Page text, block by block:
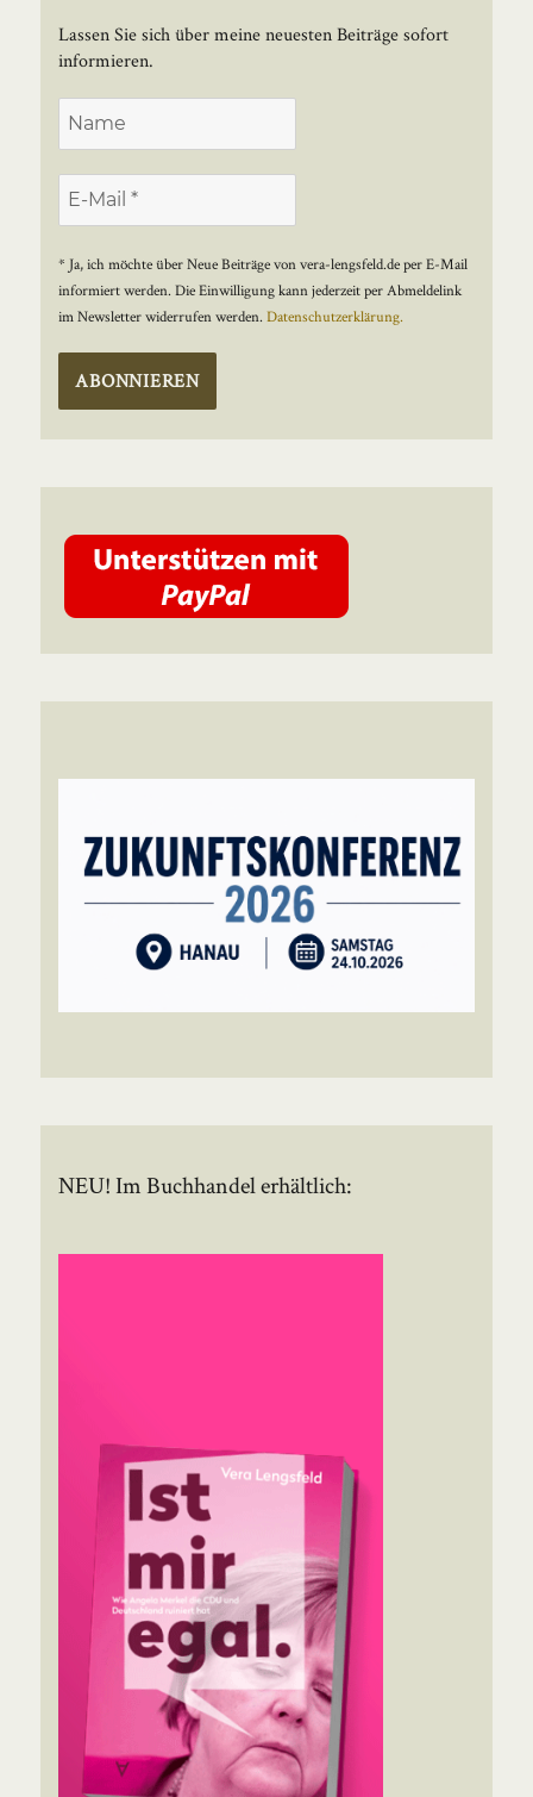
Lassen Sie sich über meine neuesten Beiträge sofort
informieren.
* Ja, ich möchte über Neue Beiträge von vera-lengsfeld.de per E-Mail
informiert werden. Die Einwilligung kann jederzeit per Abmeldelink
im Newsletter widerrufen werden.Datenschutzerklärung.
NEU! Im Buchhandel erhältlich: